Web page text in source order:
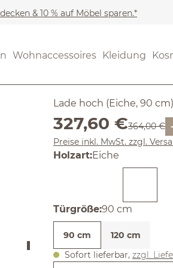
& 10 % auf Möbel sparen.*
Wohnaccessoires Kleidung
Noch keine Bewertungen
Lade hoch (Eiche, 90 cm)
Verkaufspreis:
327,60 €Regulärer
364,00 €
Preise inkl. MwSt. zzgl.
Holzartauswählen
:Eiche
Türgrößeauswählen
:90 cm
90 cm
120 cm
Sofort lieferbar, zzgl.